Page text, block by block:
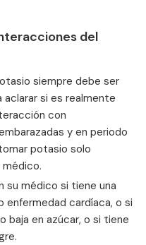
del
siempre debe ser
si es realmente
con
y en periodo
potasio solo
su médico si tiene una
enfermedad cardíaca, o si
baja en azúcar, o si tiene